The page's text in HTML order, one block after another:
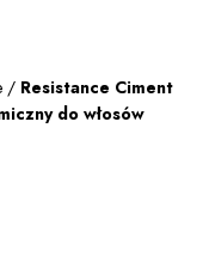
/ Resistance Ciment
do włosów